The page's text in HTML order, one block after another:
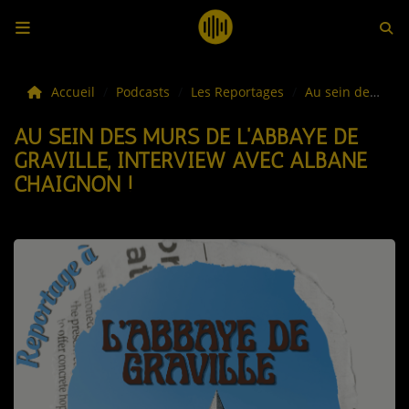
LES ACTUS
LA MUSIQUE
LES PLAYLISTS
LES WEBRADIOS
LES EMISSIONS
LA GRILLE DES PROGRAMMES
TOUTES LES ÉMISSIONS
Accueil Podcasts Les Reportages Au sein des murs de l'Abbaye de Graville, interview avec Albane Chaignon !
AU SEIN DES MURS DE L'ABBAYE DE
GRAVILLE, INTERVIEW AVEC ALBANE
CHAIGNON !